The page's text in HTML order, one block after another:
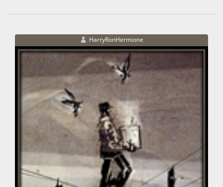
HarryRonHermione